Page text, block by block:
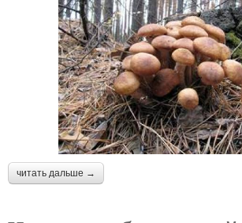
читать дальше →